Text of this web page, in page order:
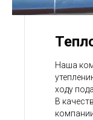
Наша
ходу
В